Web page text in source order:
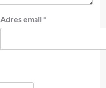
Adres email *